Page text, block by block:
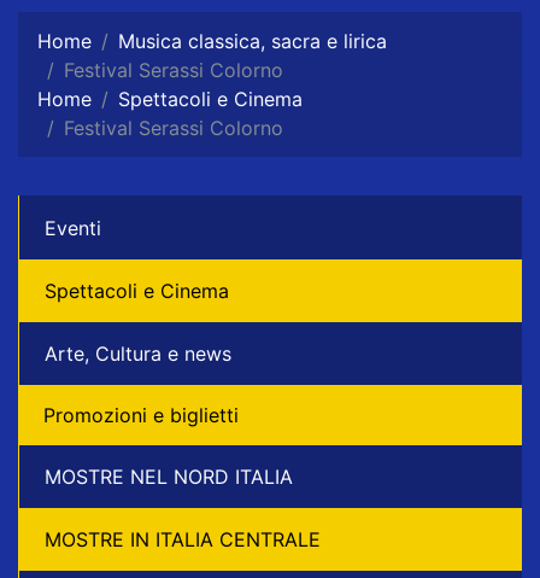
Home
Musica classica, sacra e lirica
Festival Serassi Colorno
Home
Spettacoli e Cinema
Festival Serassi Colorno
Eventi
Spettacoli e Cinema
Arte, Cultura e news
Promozioni e biglietti
MOSTRE NEL NORD ITALIA
MOSTRE IN ITALIA CENTRALE